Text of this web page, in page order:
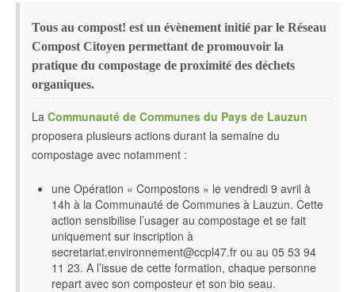
Tous au compost! est un évènement initié par le Réseau
Compost Citoyen permettant de promouvoir la
pratique du compostage de proximité des déchets
organiques.
La Communauté de Communes du Pays de Lauzun
proposera plusieurs actions durant la semaine du
compostage avec notamment :
une Opération « Compostons » le vendredi 9 avril à
14h à la Communauté de Communes à Lauzun. Cette
action sensibilise l’usager au compostage et se fait
uniquement sur inscription à
secretariat.environnement@ccpl47.fr ou au 05 53 94
11 23. A l’issue de cette formation, chaque personne
repart avec son composteur et son bio seau.